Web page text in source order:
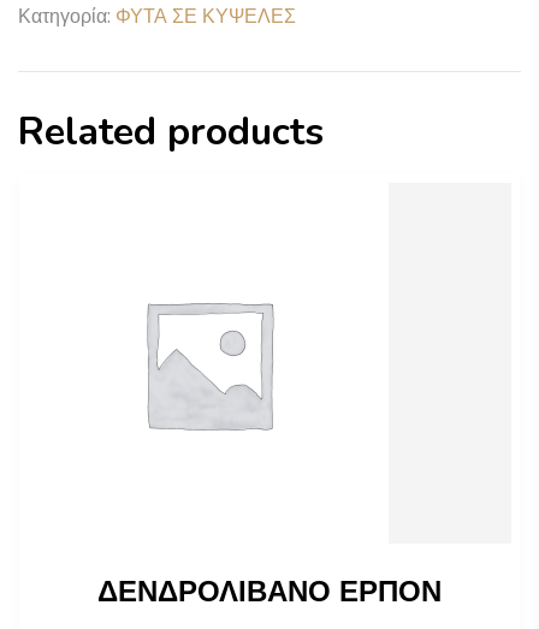
Κατηγορία: ΦΥΤΑ ΣΕ ΚΥΨΕΛΕΣ
Related products
ΔΕΝΔΡΟΛΙΒΑΝΟ ΕΡΠΟΝ